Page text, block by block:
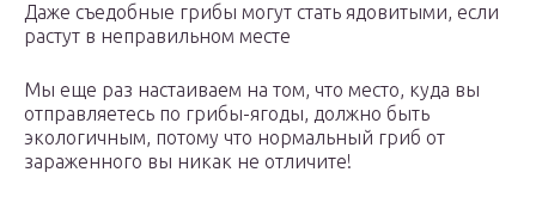
Даже съедобные грибы могут стать ядовитыми, если
растут в неправильном месте
Мы еще раз настаиваем на том, что место, куда вы
отправляетесь по грибы-ягоды, должно быть
экологичным, потому что нормальный гриб от
зараженного вы никак не отличите!